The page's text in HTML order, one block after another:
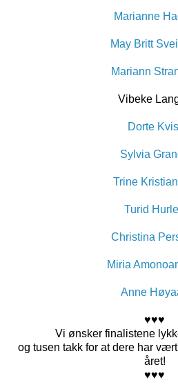
Marianne
May Britt
Mariann
Vibeke
Dorte
Sylvia
Trine
Turid
Christina
Miria
Anne
♥♥♥
Vi ønsker finalistene
og tusen takk for at dere har
året!
♥♥♥